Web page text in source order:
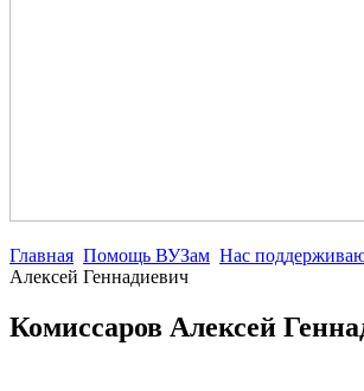
Главная Помощь ВУЗам Нас
Алексей Геннадиевич
Комиссаров Алексей